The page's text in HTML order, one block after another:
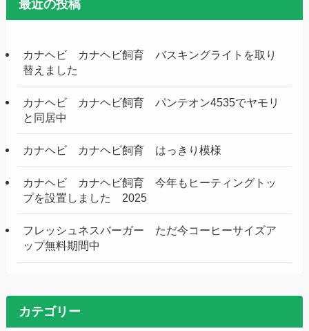
最近の投稿
カナヘビ カナヘビ飼育 バスキングライトを取り
替えました
カナヘビ カナヘビ飼育 パンテオン4535でヤモリ
と同居中
カナヘビ カナヘビ飼育 はっきり模様
カナヘビ カナヘビ飼育 今年もヒーティングトッ
プを設置しました 2025
フレッシュネスバーガー ただ今コーヒーサイズア
ップ無料期間中
カテゴリー